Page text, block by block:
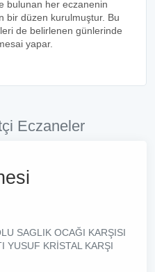
bulunan her eczanenin
bir düzen kurulmuştur. Bu
de belirlenen günlerinde
yapar.
Eczaneler
SAGLIK OCAĞI KARŞISI
YUSUF KRİSTAL KARŞI